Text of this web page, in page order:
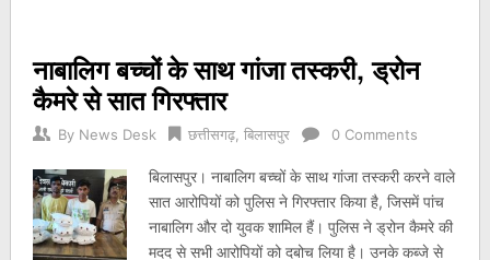
नाबालिग बच्चों के साथ गांजा तस्करी, ड्रोन
कैमरे से सात गिरफ्तार
By News Desk छत्तीसगढ़, बिलासपुर 0 Comments
बिलासपुर। नाबालिग बच्चों के साथ गांजा तस्करी करने वाले
सात आरोपियों को पुलिस ने गिरफ्तार किया है, जिसमें पांच
नाबालिग और दो युवक शामिल हैं। पुलिस ने ड्रोन कैमरे की
मदद से सभी आरोपियों को दबोच लिया है। उनके कब्जे से